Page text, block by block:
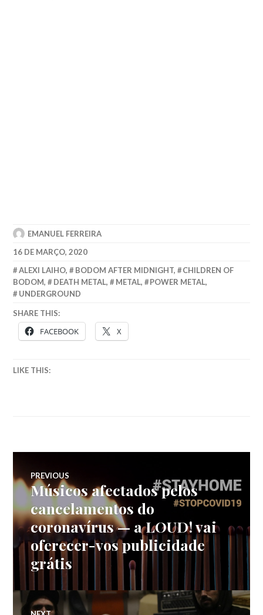
EMANUEL FERREIRA
16 DE MARÇO, 2020
ALEXI LAIHO, BODOM AFTER MIDNIGHT,
CHILDREN OF
BODOM, DEATH METAL, METAL, POWER METAL,
UNDERGROUND
SHARE THIS:
FACEBOOK X
LIKE THIS:
Navegação
de
artigos
PREVIOUS
Previous
post:
Músicos afectados pelos
cancelamentos do
coronavírus — a LOUD! vai
oferecer-vos publicidade
grátis